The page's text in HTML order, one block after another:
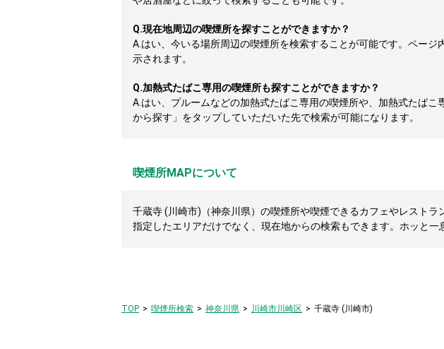
Q.現在地周辺の喫煙所を探すことができますか？
A. はい、今いる場所周辺の喫煙所を検索することが可能です。ペー
示されます。
Q.加熱式たばこ専用の喫煙所も探すことができますか？
A. はい、プルームなどの加熱式たばこ専用の喫煙所や、加熱式たば
から探す」をタップしていただいた先で検索が可能になります。
喫煙所MAPについて
千蔵寺 (川崎市)（神奈川県）の喫煙所や喫煙できるカフェやレストラ
指定したエリアだけでなく、現在地からの検索もできます。ホッと一
TOP 喫煙所検索 神奈川県 川崎市川崎区 千蔵寺 (川崎市)